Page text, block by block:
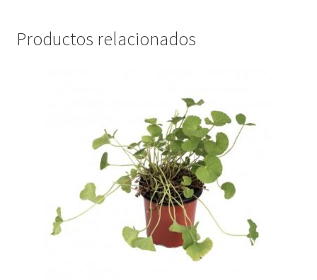
Productos relacionados